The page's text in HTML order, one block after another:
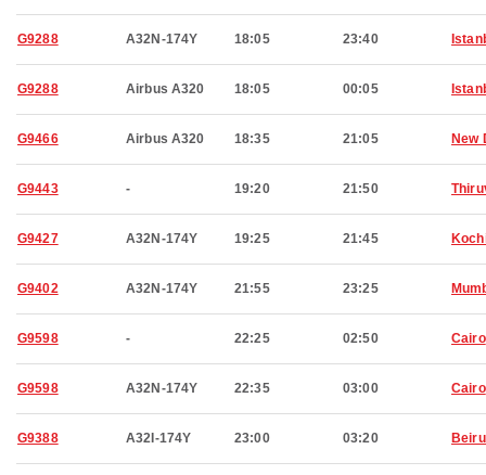
G9288 A32N-174Y 18:05 23:40
G9288 Airbus A320 18:05 00:05
G9466 Airbus A320 18:35 21:05 New
G9443 - 19:20 21:50
G9427 A32N-174Y 19:25 21:45
G9402 A32N-174Y 21:55 23:25
G9598 - 22:25 02:50 Cairo
G9598 A32N-174Y 22:35 03:00 Cairo
G9388 A32I-174Y 23:00 03:20